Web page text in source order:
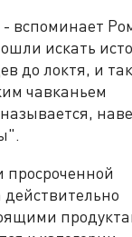
- вспоминает
искать
до локтя, и
чавканьем
просроченной